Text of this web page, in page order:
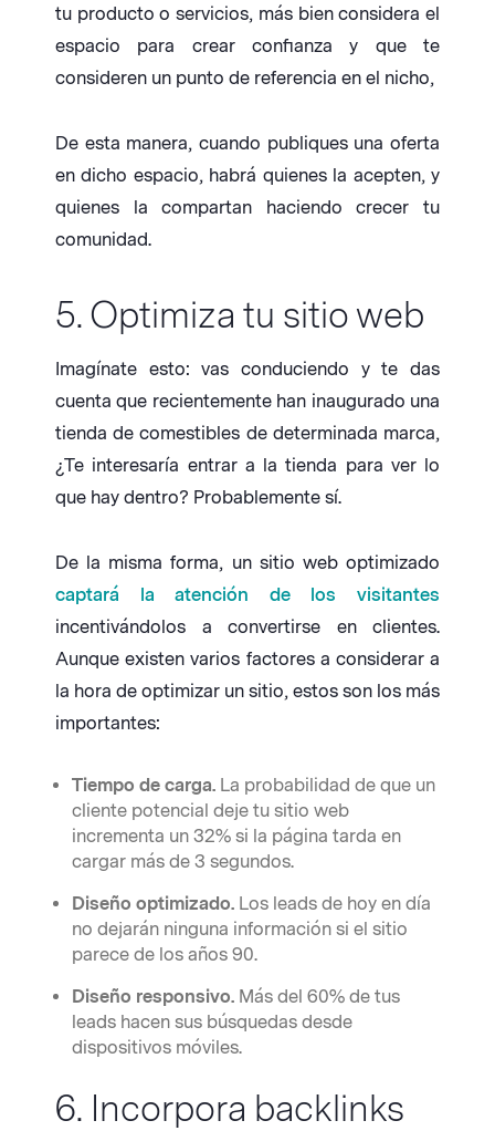
tu producto o servicios, más bien considera el
espacio para crear confianza y que te
consideren un punto de referencia en el nicho,
De esta manera, cuando publiques una oferta
en dicho espacio, habrá quienes la acepten, y
quienes la compartan haciendo crecer tu
comunidad.
5. Optimiza tu sitio web
Imagínate esto: vas conduciendo y te das
cuenta que recientemente han inaugurado una
tienda de comestibles de determinada marca,
¿Te interesaría entrar a la tienda para ver lo
que hay dentro? Probablemente sí.
De la misma forma, un sitio web optimizado
captará la atención de los visitantes
incentivándolos a convertirse en clientes.
Aunque existen varios factores a considerar a
la hora de optimizar un sitio, estos son los más
importantes:
Tiempo de carga. La probabilidad de que un
cliente potencial deje tu sitio web
incrementa un 32% si la página tarda en
cargar más de 3 segundos.
Diseño optimizado. Los leads de hoy en día
no dejarán ninguna información si el sitio
parece de los años 90.
Diseño responsivo. Más del 60% de tus
leads hacen sus búsquedas desde
dispositivos móviles.
6. Incorpora backlinks